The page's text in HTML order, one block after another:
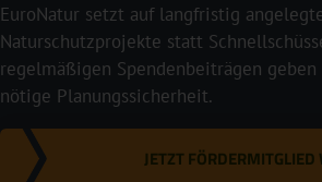
EuroNatur setzt auf langfristig
Naturschutzprojekte statt
regelmäßigen Spendenbeiträgen
nötige Planungssicherheit.
JETZT FÖRDERMITGLIED